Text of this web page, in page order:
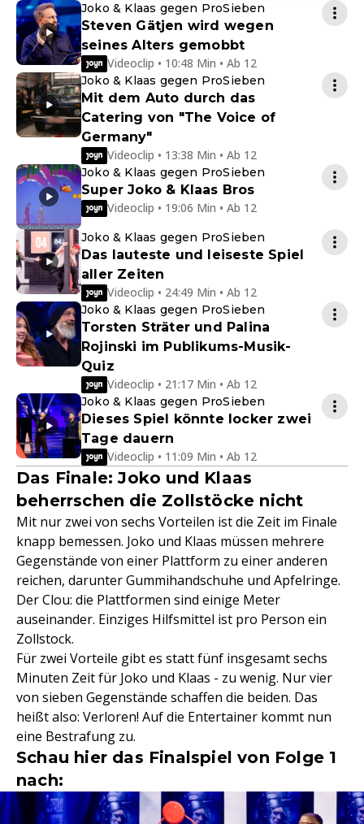
Joko & Klaas gegen ProSieben
Steven Gätjen wird wegen
seines Alters gemobbt
Videoclip • 10:48 Min • Ab 12
Joko & Klaas gegen ProSieben
Mit dem Auto durch das
Catering von "The Voice of
Germany"
Videoclip • 13:38 Min • Ab 12
Joko & Klaas gegen ProSieben
Super Joko & Klaas Bros
Videoclip • 19:06 Min • Ab 12
Joko & Klaas gegen ProSieben
Das lauteste und leiseste Spiel
aller Zeiten
Videoclip • 24:49 Min • Ab 12
Joko & Klaas gegen ProSieben
Torsten Sträter und Palina
Rojinski im Publikums-Musik-
Quiz
Videoclip • 21:17 Min • Ab 12
Joko & Klaas gegen ProSieben
Dieses Spiel könnte locker zwei
Tage dauern
Videoclip • 11:09 Min • Ab 12
Das Finale: Joko und Klaas
beherrschen die Zollstöcke nicht
Mit nur zwei von sechs Vorteilen ist die Zeit im Finale
knapp bemessen. Joko und Klaas müssen mehrere
Gegenstände von einer Plattform zu einer anderen
reichen, darunter Gummihandschuhe und Apfelringe.
Der Clou: die Plattformen sind einige Meter
auseinander. Einziges Hilfsmittel ist pro Person ein
Zollstock.
Für zwei Vorteile gibt es statt fünf insgesamt sechs
Minuten Zeit für Joko und Klaas - zu wenig. Nur vier
von sieben Gegenstände schaffen die beiden. Das
heißt also: Verloren! Auf die Entertainer kommt nun
eine Bestrafung zu.
Schau hier das Finalspiel von Folge 1
nach: